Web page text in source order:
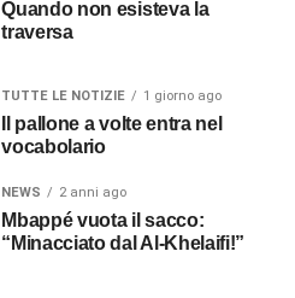
Quando non esisteva la
traversa
TUTTE LE NOTIZIE 1 giorno ago
Il pallone a volte entra nel
vocabolario
NEWS 2 anni ago
Mbappé vuota il sacco:
“Minacciato dal Al-Khelaifi!”